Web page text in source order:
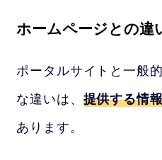
ホームページとの違
ポータルサイトと一般
な違いは、 提供する情
あります。